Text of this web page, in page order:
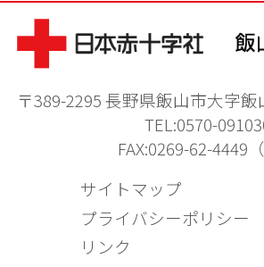
〒389-2295 長野県飯山市大字飯
TEL:0570-
FAX:0269-62-4449（
サイトマップ
プライバシーポリシー
リンク